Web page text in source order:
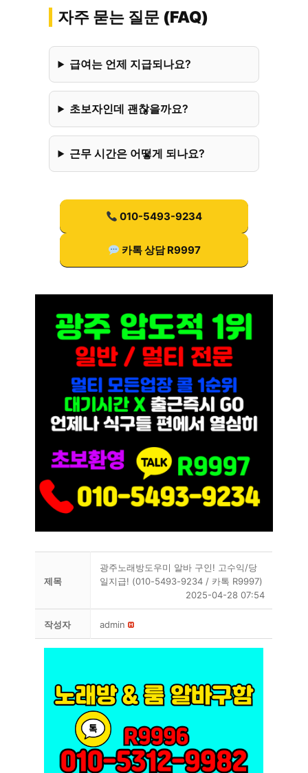
자주 묻는 질문 (FAQ)
급여는 언제 지급되나요?
초보자인데 괜찮을까요?
근무 시간은 어떻게 되나요?
010-5493-9234
카톡 상담 R9997
제목
광주노래방도우미 알바 구인! 고수익/당
일지급! (010-5493-9234 / 카톡 R9997)
2025-04-28 07:54
작성자 admin